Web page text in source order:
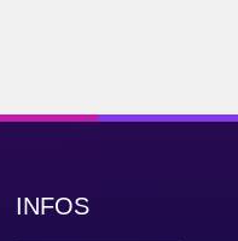
INFOS